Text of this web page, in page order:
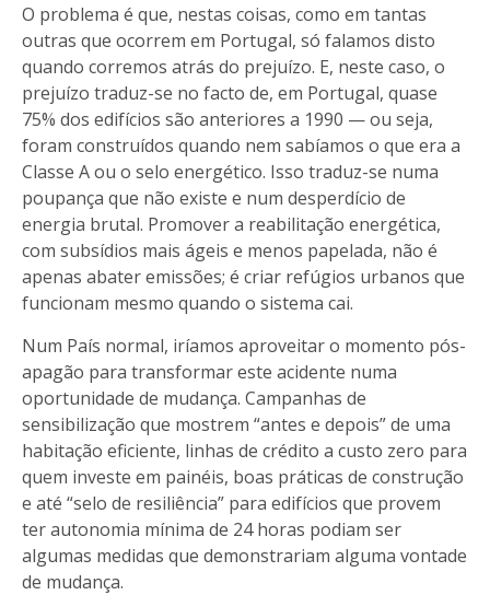
O problema é que, nestas coisas, como em tantas
outras que ocorrem em Portugal, só falamos disto
quando corremos atrás do prejuízo. E, neste caso, o
prejuízo traduz-se no facto de, em Portugal, quase
75% dos edifícios são anteriores a 1990 — ou seja,
foram construídos quando nem sabíamos o que era a
Classe A ou o selo energético. Isso traduz-se numa
poupança que não existe e num desperdício de
energia brutal. Promover a reabilitação energética,
com subsídios mais ágeis e menos papelada, não é
apenas abater emissões; é criar refúgios urbanos que
funcionam mesmo quando o sistema cai.
Num País normal, iríamos aproveitar o momento pós-
apagão para transformar este acidente numa
oportunidade de mudança. Campanhas de
sensibilização que mostrem “antes e depois” de uma
habitação eficiente, linhas de crédito a custo zero para
quem investe em painéis, boas práticas de construção
e até “selo de resiliência” para edifícios que provem
ter autonomia mínima de 24 horas podiam ser
algumas medidas que demonstrariam alguma vontade
de mudança.